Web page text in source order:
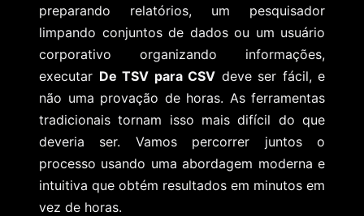
preparando relatórios, um pesquisador
limpando conjuntos de dados ou um usuário
corporativo organizando informações,
executar De TSV para CSV deve ser fácil, e
não uma provação de horas. As ferramentas
tradicionais tornam isso mais difícil do que
deveria ser. Vamos percorrer juntos o
processo usando uma abordagem moderna e
intuitiva que obtém resultados em minutos em
vez de horas.